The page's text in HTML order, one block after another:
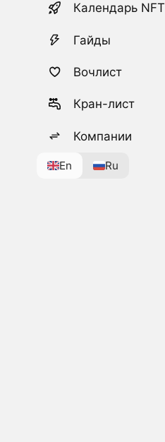
Календарь NFT
Гайды
Вочлист
Кран-лист
Компании
En Ru